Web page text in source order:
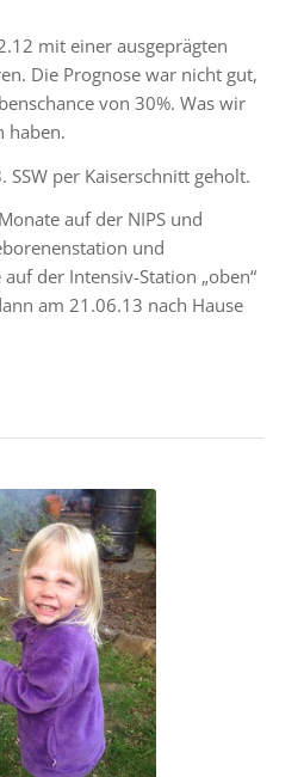
mit einer ausgeprägten
Die Prognose war nicht gut,
von 30%. Was wir
haben.
per Kaiserschnitt geholt.
auf der NIPS und
und
der Intensiv-Station „oben“
am 21.06.13 nach Hause